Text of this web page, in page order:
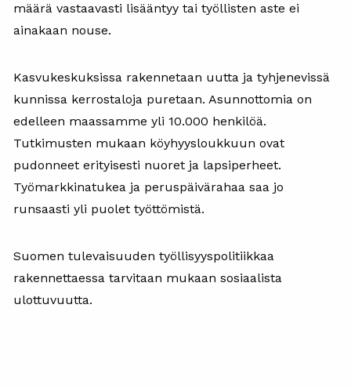
määrä vastaavasti lisääntyy tai työllisten aste ei
ainakaan nouse.
Kasvukeskuksissa rakennetaan uutta ja tyhjenevissä
kunnissa kerrostaloja puretaan. Asunnottomia on
edelleen maassamme yli 10.000 henkilöä.
Tutkimusten mukaan köyhyysloukkuun ovat
pudonneet erityisesti nuoret ja lapsiperheet.
Työmarkkinatukea ja peruspäivärahaa saa jo
runsaasti yli puolet työttömistä.
Suomen tulevaisuuden työllisyyspolitiikkaa
rakennettaessa tarvitaan mukaan sosiaalista
ulottuvuutta.